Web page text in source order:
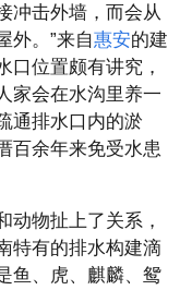
冲击外墙，而会从
外。”来自惠安的建
口位置颇有讲究，
家会在水沟里养一
通排水口内的淤
百余年来免受水患
动物扯上了关系，
特有的排水构建滴
鱼、虎、麒麟、鸳